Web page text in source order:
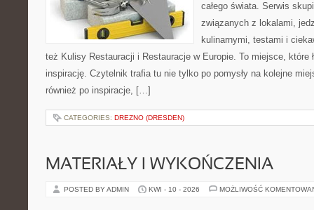
całego świata. Serwis
związanych z lokalami,
kulinarnymi, testami i
też Kulisy Restauracji i Restauracje w Europie. To miejsce, które
inspirację. Czytelnik trafia tu nie tylko po pomysły na kolejne
również po inspiracje, […]
CATEGORIES: DREZNO (DRESDEN)
MATERIAŁY I WYKOŃCZENIA
POSTED BY ADMIN KWI - 10 - 2026 MOŻLIWOŚĆ